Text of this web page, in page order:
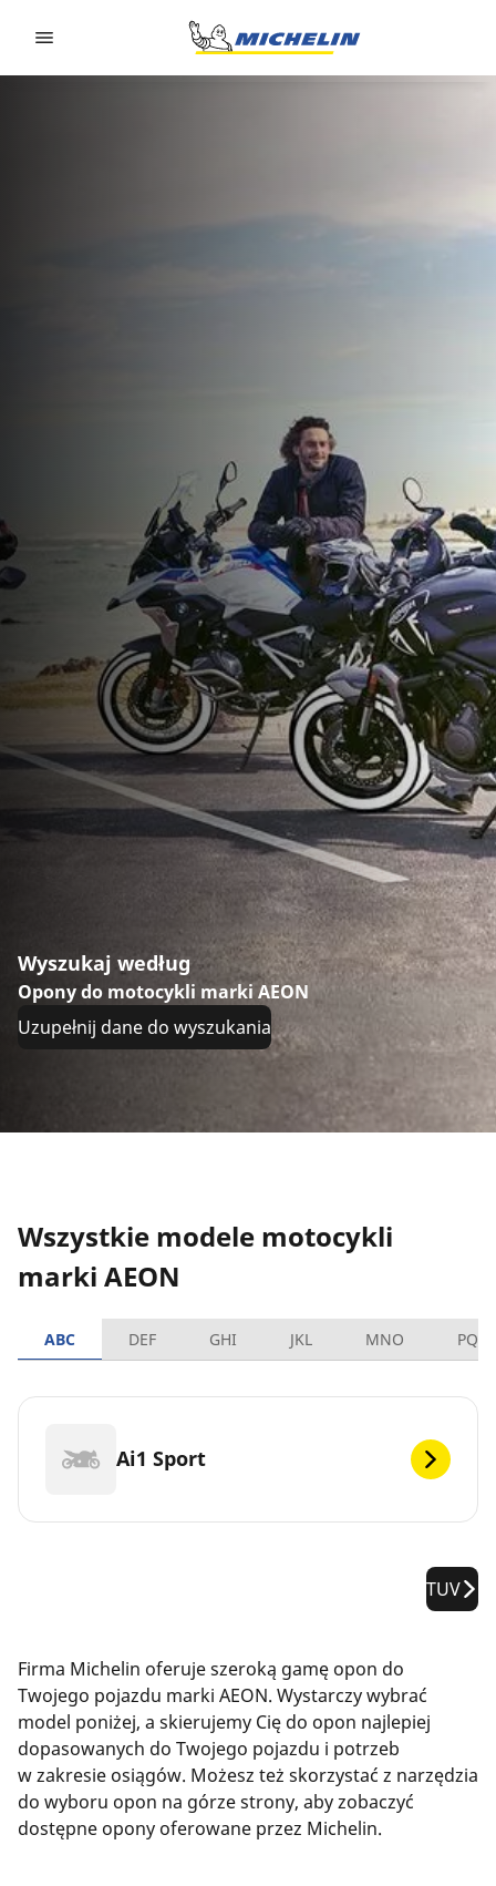
Wyszukaj według
Opony do motocykli marki AEON
Uzupełnij dane do wyszukania
Wszystkie modele motocykli
marki AEON
ABC DEF GHI JKL MNO PQRS
Ai1 Sport
TUV
Firma Michelin oferuje szeroką gamę opon do
Twojego pojazdu marki AEON. Wystarczy wybrać
model poniżej, a skierujemy Cię do opon najlepiej
dopasowanych do Twojego pojazdu i potrzeb
w zakresie osiągów. Możesz też skorzystać z narzędzia
do wyboru opon na górze strony, aby zobaczyć
dostępne opony oferowane przez Michelin.